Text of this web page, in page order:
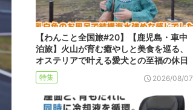
【わんこと全国旅#20】【鹿児島・車中
泊旅】火山が育む癒やしと美食を巡る、
オステリアで叶える愛犬との至福の休日
特集 2026/08/07